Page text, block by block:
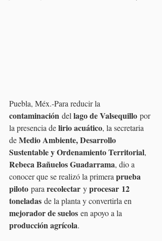
Puebla, Méx.-Para reducir la
contaminación del lago de Valsequillo por
la presencia de lirio acuático, la secretaria
de Medio Ambiente, Desarrollo
Sustentable y Ordenamiento Territorial,
Rebeca Bañuelos Guadarrama, dio a
conocer que se realizó la primera prueba
piloto para recolectar y procesar 12
toneladas de la planta y convertirla en
mejorador de suelos en apoyo a la
producción agrícola.